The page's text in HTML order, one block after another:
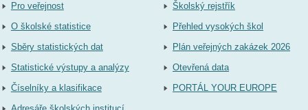
Pro veřejnost
O školské statistice
Sběry statistických dat
Statistické výstupy a analýzy
Číselníky a klasifikace
Školský rejstřík
Přehled vysokých škol
Plán veřejných zakázek 2026
Otevřená data
PORTÁL YOUR EUROPE